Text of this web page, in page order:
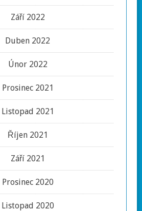
Září 2022
Duben 2022
Únor 2022
Prosinec 2021
Listopad 2021
Říjen 2021
Září 2021
Prosinec 2020
Listopad 2020